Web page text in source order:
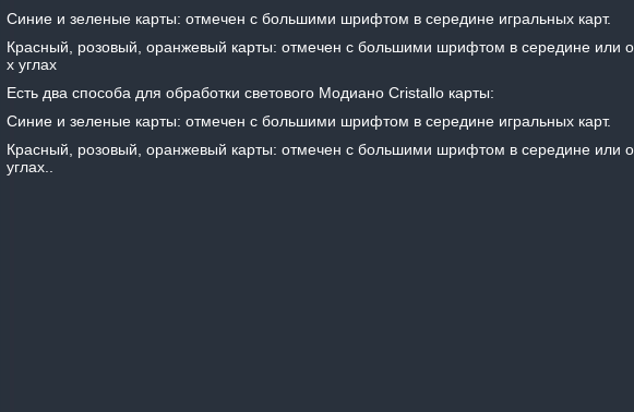
Синие и зеленые карты: отмечен с большими шрифтом в середине игральных карт.
Красный, розовый, оранжевый карты: отмечен с большими шрифтом в середине или
х углах
Есть два способа для обработки светового Модиано Cristallo карты:
Синие и зеленые карты: отмечен с большими шрифтом в середине игральных карт.
Красный, розовый, оранжевый карты: отмечен с большими шрифтом в середине или
углах..